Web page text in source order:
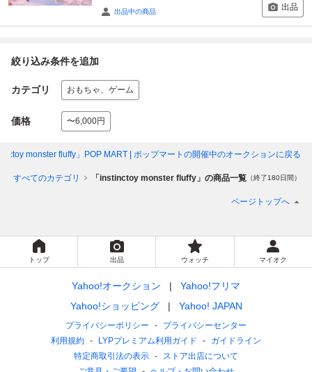
出品中の商品 出品
絞り込み条件を追加
カテゴリ おもちゃ、ゲーム
価格 〜6,000円
monster fluffy」POP MART | ポップマート の開催中のオークションに戻る
すべてのカテゴリ 「instinctoy monster fluffy」の商品一覧 （終了180日間）
ページトップへ
トップ 出品 ウォッチ マイオク
Yahoo!オークション
Yahoo!フリマ
Yahoo!ショッピング
Yahoo! JAPAN
プライバシーポリシー
プライバシーセンター
利用規約
LYPプレミアム利用ガイド
ガイドライン
特定商取引法の表示
ストア出店について